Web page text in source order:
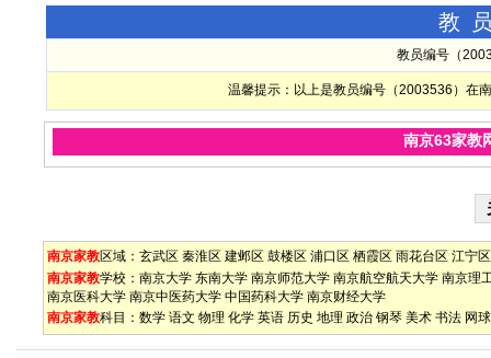
教
教员编号（
温馨提示：以上是教员编号（2003536）在
南京63家教
南京家教区域： 玄武区 秦淮区 建邺区 鼓楼区 浦口区 栖霞区 雨花台区 江宁区
南京家教学校： 南京大学 东南大学 南京师范大学 南京航空航天大学 南京理
南京医科大学 南京中医药大学 中国药科大学 南京财经大学
南京家教科目： 数学 语文 物理 化学 英语 历史 地理 政治 钢琴 美术 书法 网球